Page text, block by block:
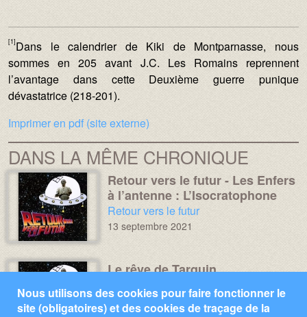
[1]Dans le calendrier de Kiki de Montparnasse, nous
sommes en 205 avant J.C. Les Romains reprennent
l’avantage dans cette Deuxième guerre punique
dévastatrice (218-201).
Imprimer en pdf (site externe)
DANS LA MÊME CHRONIQUE
Média :
Image :
Retour vers le futur - Les Enfers
à l’antenne : L’Isocratophone
Chronique :
Retour vers le futur
13 septembre 2021
Média :
Image : Le rêve de Tarquin
20 août 2020
Nous utilisons des cookies pour faire fonctionner le
site (obligatoires) et des cookies de traçage de la